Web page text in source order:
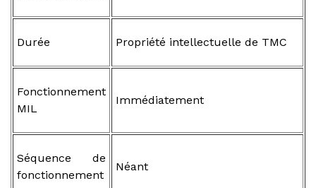
Durée Propriété intellectuelle de TMC
Fonctionnement
MIL
Immédiatement
Séquence de
fonctionnement
Néant